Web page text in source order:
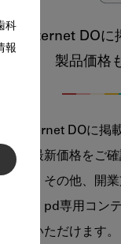
科
報
Internet DOに
製品価格
Internet DOに掲
の最新価格をご
す。その他、開
ツ、pd専用コン
覧いただけます